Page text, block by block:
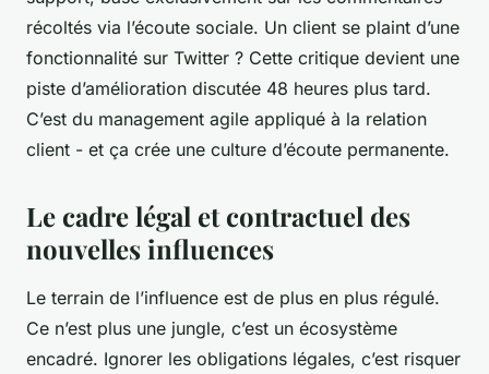
récoltés via l’écoute sociale. Un client se plaint d’une
fonctionnalité sur Twitter ? Cette critique devient une
piste d’amélioration discutée 48 heures plus tard.
C’est du management agile appliqué à la relation
client - et ça crée une culture d’écoute permanente.
Le cadre légal et contractuel des
nouvelles influences
Le terrain de l’influence est de plus en plus régulé.
Ce n’est plus une jungle, c’est un écosystème
encadré. Ignorer les obligations légales, c’est risquer